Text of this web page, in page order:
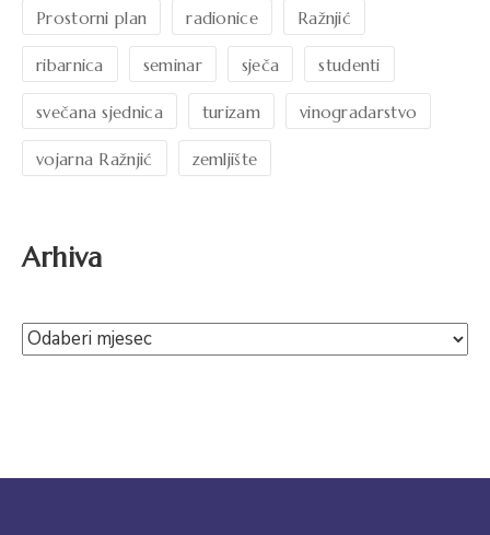
Prostorni plan radionice Ražnjić
ribarnica seminar sječa studenti
svečana sjednica turizam vinogradarstvo
vojarna Ražnjić zemljište
Arhiva